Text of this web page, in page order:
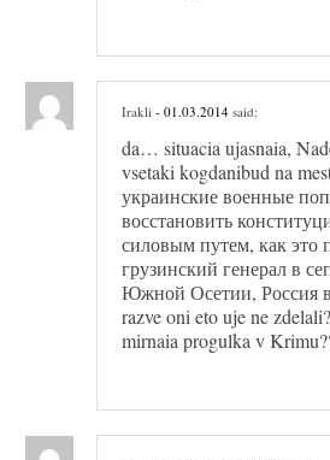
Irakli - 01.03.2014 said:
da… situacia ujasnaia,
vsetaki kogdanibud na
украинские военные
восстановить
силовым путем, как это
грузинский генерал в
Южной Осетии, Россия
razve oni eto uje ne
mirnaia progulka v